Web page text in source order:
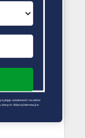
wiadomość na adres
Więcej informacji w